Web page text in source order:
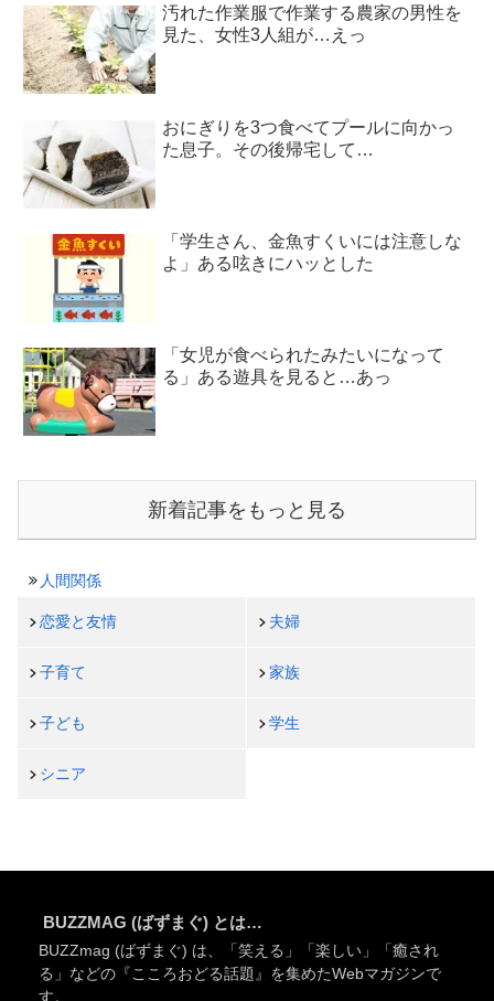
汚れた作業服で作業する農家の男性を
見た、女性3人組が…えっ
おにぎりを3つ食べてプールに向かっ
た息子。その後帰宅して…
「学生さん、金魚すくいには注意しな
よ」ある呟きにハッとした
「女児が食べられたみたいになって
る」ある遊具を見ると…あっ
新着記事をもっと見る
人間関係
恋愛と友情 夫婦
子育て 家族
子ども 学生
シニア
BUZZMAG (ばずまぐ) とは…
BUZZmag (ばずまぐ) は、「笑える」「楽しい」「癒され
る」などの『こころおどる話題』を集めたWebマガジンで
す。